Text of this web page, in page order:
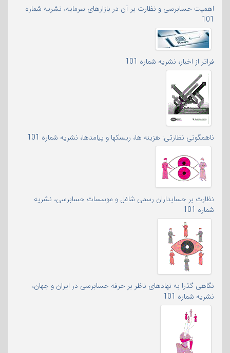
اهمیت حسابرسی و نظارت بر آن در بازارهای سرمایه، نشریه شماره
101
فراتر از اخبار، نشریه شماره 101
ناهمگونی نظارتی: هزینه ها، ریسکها و پیامدها، نشریه شماره 101
نظارت بر حسابداران رسمی شاغل و موسسات حسابرسی، نشریه
شماره 101
نگاهی گذرا به نهادهای ناظر بر حرفه حسابرسی در ایران و جهان،
نشریه شماره 101